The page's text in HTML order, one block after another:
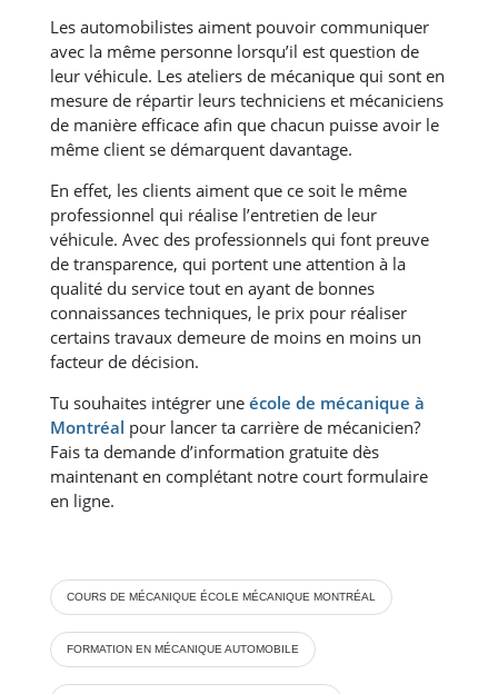
Les automobilistes aiment pouvoir communiquer
avec la même personne lorsqu’il est question de
leur véhicule. Les ateliers de mécanique qui sont en
mesure de répartir leurs techniciens et mécaniciens
de manière efficace afin que chacun puisse avoir le
même client se démarquent davantage.
En effet, les clients aiment que ce soit le même
professionnel qui réalise l’entretien de leur
véhicule. Avec des professionnels qui font preuve
de transparence, qui portent une attention à la
qualité du service tout en ayant de bonnes
connaissances techniques, le prix pour réaliser
certains travaux demeure de moins en moins un
facteur de décision.
Tu souhaites intégrer une école de mécanique à
Montréal pour lancer ta carrière de mécanicien?
Fais ta demande d’information gratuite dès
maintenant en complétant notre court formulaire
en ligne.
COURS DE MÉCANIQUE ÉCOLE MÉCANIQUE MONTRÉAL
FORMATION EN MÉCANIQUE AUTOMOBILE